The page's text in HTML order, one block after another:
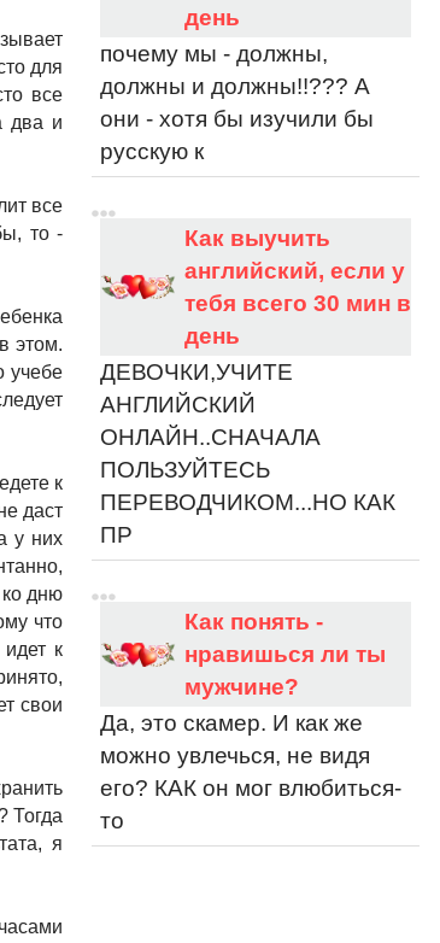
для
все
два и
все
то -
этом.
учебе
к
даст
у них
ко дню
что
к
свои
Тогда
я
день
почему мы - должны,
должны и должны!!??? А
они - хотя бы изучили бы
русскую к
Как выучить
английский, если у
тебя всего 30 мин в
день
ДЕВОЧКИ,УЧИТЕ
АНГЛИЙСКИЙ
ОНЛАЙН..СНАЧАЛА
ПОЛЬЗУЙТЕСЬ
ПЕРЕВОДЧИКОМ...НО КАК
ПР
Как понять -
нравишься ли ты
мужчине?
Да, это скамер. И как же
можно увлечься, не видя
его? КАК он мог влюбиться-
то